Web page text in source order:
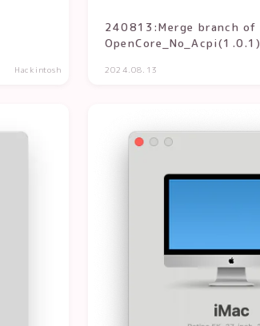
Hackintosh
240813:Merge branch of
OpenCore_No_Acpi(1.0.1)
2024.08.13